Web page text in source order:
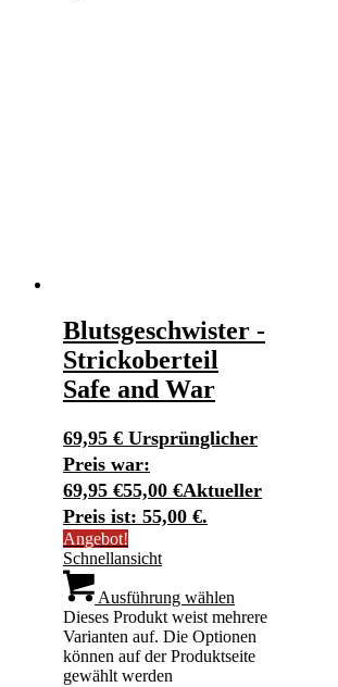
Blutsgeschwister -
Strickoberteil
Safe and War
69,95 € Ursprünglicher
Preis war:
69,95 €55,00 €Aktueller
Preis ist: 55,00 €.
Angebot!
Schnellansicht
Ausführung wählen
Dieses Produkt weist mehrere
Varianten auf. Die Optionen
können auf der Produktseite
gewählt werden